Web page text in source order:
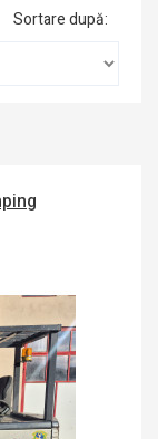
Sortare după: